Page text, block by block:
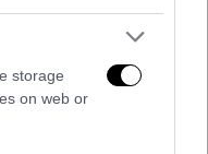
storage
on web or